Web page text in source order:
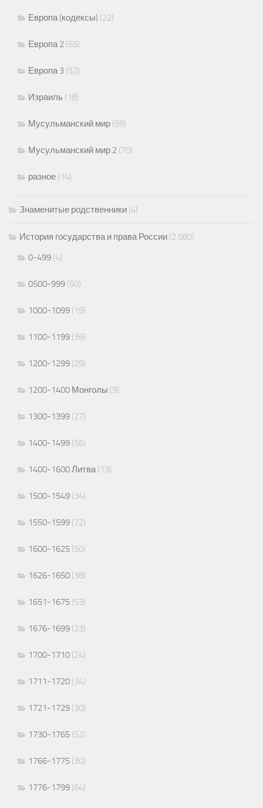
Европа (кодексы) (22)
Европа 2 (55)
Европа 3 (52)
Израиль (18)
Мусульманский мир (59)
Мусульманский мир 2 (70)
разное (14)
Знаменитые родственники (4)
История государства и права России (2 580)
0-499 (4)
0500-999 (50)
1000-1099 (19)
1100-1199 (36)
1200-1299 (29)
1200-1400 Монголы (9)
1300-1399 (27)
1400-1499 (56)
1400-1600 Литва(13)
1500-1549 (34)
1550-1599 (72)
1600-1625 (50)
1626-1650 (38)
1651-1675 (53)
1676-1699 (23)
1700-1710 (24)
1711-1720 (34)
1721-1729 (30)
1730-1765 (52)
1766-1775 (30)
1776-1799 (64)